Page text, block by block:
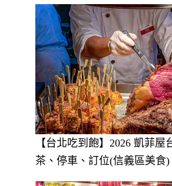
【台北吃到飽】2026 凱菲
茶、停車、訂位(信義區美食)